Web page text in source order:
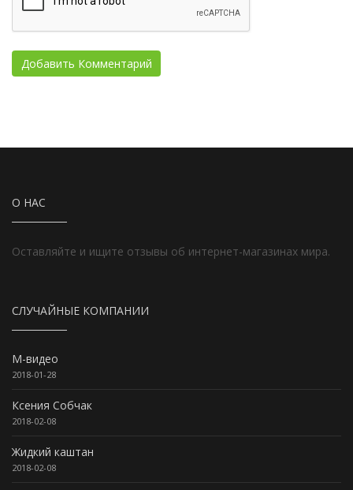
О НАС
Оставляйте и ищите отзывы об интернет-магазинах мира.
СЛУЧАЙНЫЕ КОМПАНИИ
М-видео
2018-01-28
Ксения Собчак
2018-02-08
Жидкий каштан
2018-02-08